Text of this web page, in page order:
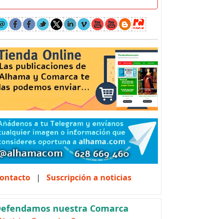
| Suscripción a noticias
nuestra Comarca